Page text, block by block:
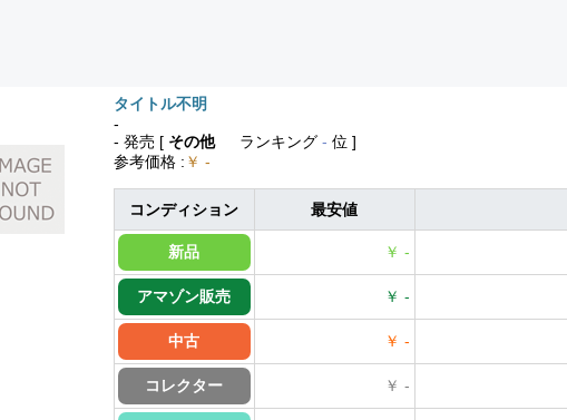
タイトル不明
-
- 発売 [ その他 ランキング - 位 ]
参考価格 : ￥ -
コンディション 最安値
新品 ￥ -
アマゾン販売 ￥ -
中古 ￥ -
コレクター ￥ -